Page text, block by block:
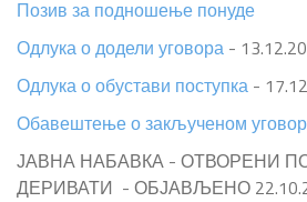
Позив за подношење понуде
Одлука о додели уговора -
Одлука о обустави поступка -
Обавештење о закљученом
ЈАВНА НАБАВКА - ОТВОРЕНИ
ДЕРИВАТИ - ОБЈАВЉЕНО